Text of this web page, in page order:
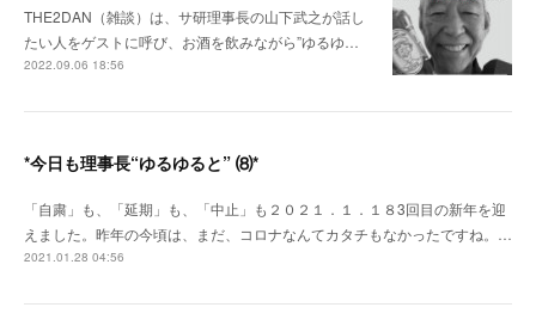
THE2DAN（雑談）は、サ研理事長の山下武之が話し
たい人をゲストに呼び、お酒を飲みながら”ゆるゆ…
2022.09.06 18:56
*今日も理事長“ゆるゆると” ⑻*
「自粛」も、「延期」も、「中止」も２０２１．１．１８3回目の新年を迎
えました。昨年の今頃は、まだ、コロナなんてカタチもなかったですね。…
2021.01.28 04:56